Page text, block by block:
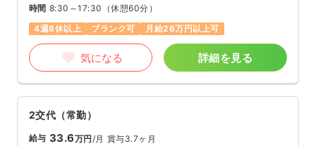
時間 8:30～17:30 （休憩60分）
4週8休以上
ブランク可 月給26万円以上可
気になる 詳細を見る
2交代（常勤）
給与 33.6万円/月 賞与3.7ヶ月